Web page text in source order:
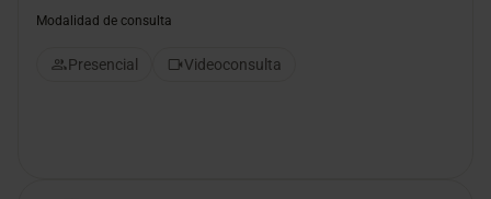
Modalidad de consulta
Presencial Videoconsulta